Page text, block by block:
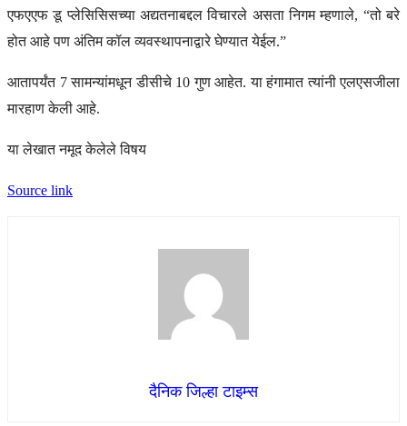
एफएएफ डू प्लेसिसिसच्या अद्यतनाबद्दल विचारले असता निगम म्हणाले, “तो बरे
होत आहे पण अंतिम कॉल व्यवस्थापनाद्वारे घेण्यात येईल.”
आतापर्यंत 7 सामन्यांमधून डीसीचे 10 गुण आहेत. या हंगामात त्यांनी एलएसजीला
मारहाण केली आहे.
या लेखात नमूद केलेले विषय
Source link
दैनिक जिल्हा टाइम्स